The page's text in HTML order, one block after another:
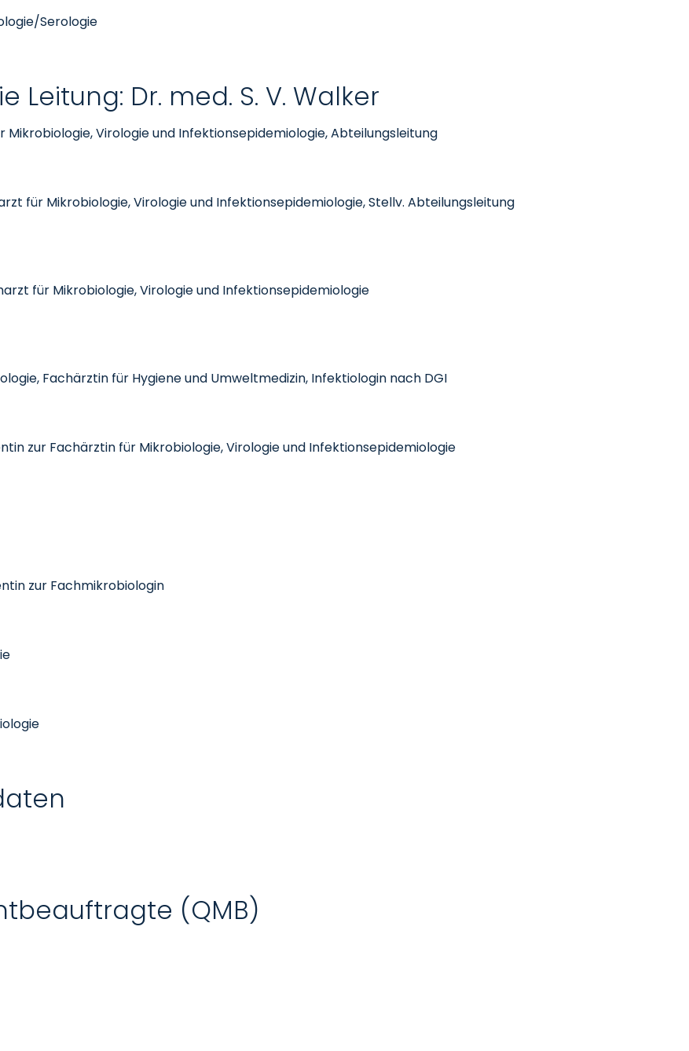
Serologie
Leitung: Dr. med. S. V. Walker
Mikrobiologie, Virologie und Infektionsepidemiologie, Abteilungsleitung
für Mikrobiologie, Virologie und Infektionsepidemiologie, Stellv. Abteilungsleitung
für Mikrobiologie, Virologie und Infektionsepidemiologie
Fachärztin für Hygiene und Umweltmedizin, Infektiologin nach DGI
zur Fachärztin für Mikrobiologie, Virologie und Infektionsepidemiologie
zur Fachmikrobiologin
(QMB)